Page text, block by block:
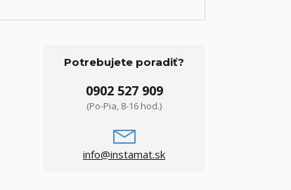
Potrebujete poradiť?
0902 527 909
(Po-Pia, 8-16 hod.)
info@instamat.sk